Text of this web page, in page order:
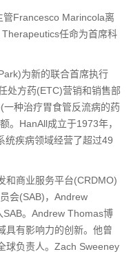
管Francesco Marincola离
任命为首席科
为新的联合首席执行
处方药(ETC)营销和销售部
种治疗胃食管反流病的药
。HanAll成立于1973年，
统疾病领域经营了超过49
和商业服务平台(CRDMO)
会(SAB)，Andrew
。Andrew Thomas博
具有影响力的创新。他曾
球负责人。Zach Sweeney